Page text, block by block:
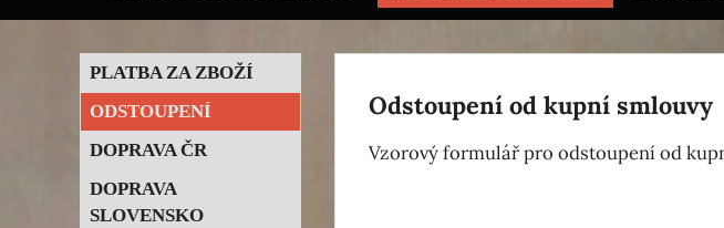
Odstoupení od kupní smlouvy
Vzorový formulář pro odstoupení od
PLATBA ZA ZBOŽÍ
ODSTOUPENÍ
DOPRAVA ČR
DOPRAVA
SLOVENSKO